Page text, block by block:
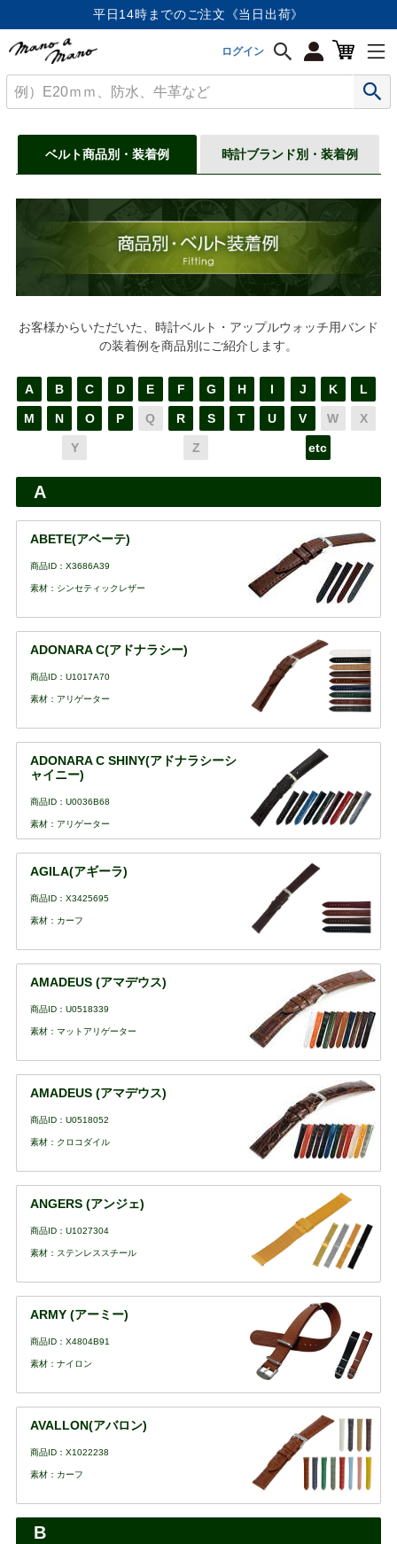
平日14時までのご注文《当日出荷》
ログイン
ベルト商品別・装着例 時計ブランド別・装着例
お客様からいただいた、時計ベルト・アップルウォッチ用バンド
の装着例を商品別にご紹介します。
A B C D E F G H I J K L
M N O P Q R S T U V W X
Y Z etc
A
ABETE(アベーテ)
商品ID：X3686A39
素材：シンセティックレザー
ADONARA C(アドナラシー)
商品ID：U1017A70
素材：アリゲーター
ADONARA C SHINY(アドナラシーシ
ャイニー)
商品ID：U0036B68
素材：アリゲーター
AGILA(アギーラ)
商品ID：X3425695
素材：カーフ
AMADEUS (アマデウス)
商品ID：U0518339
素材：マットアリゲーター
AMADEUS (アマデウス)
商品ID：U0518052
素材：クロコダイル
ANGERS (アンジェ)
商品ID：U1027304
素材：ステンレススチール
ARMY (アーミー)
商品ID：X4804B91
素材：ナイロン
AVALLON(アバロン)
商品ID：X1022238
素材：カーフ
B